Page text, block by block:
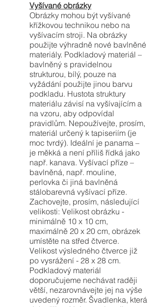
Vyšívané obrázky
Obrázky mohou být vyšívané
křížkovou technikou nebo na
vyšívacím stroji. Na obrázky
použijte výhradně nové bavlněné
materiály. Podkladový materiál –
bavlněný s pravidelnou
strukturou, bílý, pouze na
vyžádání použijte jinou barvu
podkladu. Hustota struktury
materiálu závisí na vyšívajícím a
na vzoru, aby odpovídal
pravidlům. Nepoužívejte, prosím,
materiál určený k tapiseriím (je
moc tvrdý). Ideální je panama –
je měkká a není příliš řídká jako
např. kanava. Vyšívací příze –
bavlněná, např. mouline,
perlovka či jiná bavlněná
stálobarevná vyšívací příze.
Zachovejte, prosím, následující
velikosti: Velikost obrázku -
minimálně 10 x 10 cm,
maximálně 20 x 20 cm, obrázek
umístěte na střed čtverce.
Velikost výsledného čtverce již
po vysrážení - 28 x 28 cm.
Podkladový materiál
doporučujeme nechávat raději
větší, nezarovnávejte jej na výše
uvedený rozměr. Švadlenka, která